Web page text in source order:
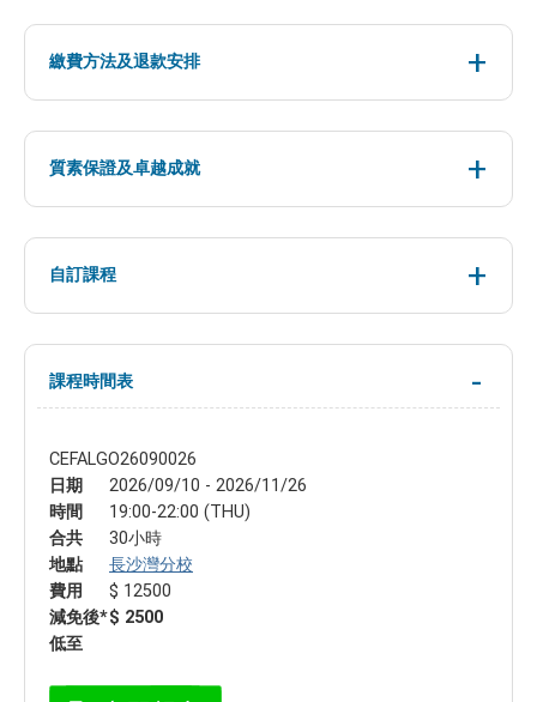
繳費方法及退款安排
質素保證及卓越成就
自訂課程
課程時間表
CEFALGO26090026
日期
2026/09/10 - 2026/11/26
時間
19:00-22:00 (THU)
合共
30小時
地點
長沙灣分校
費用
$ 12500
減免後*
低至
$ 2500